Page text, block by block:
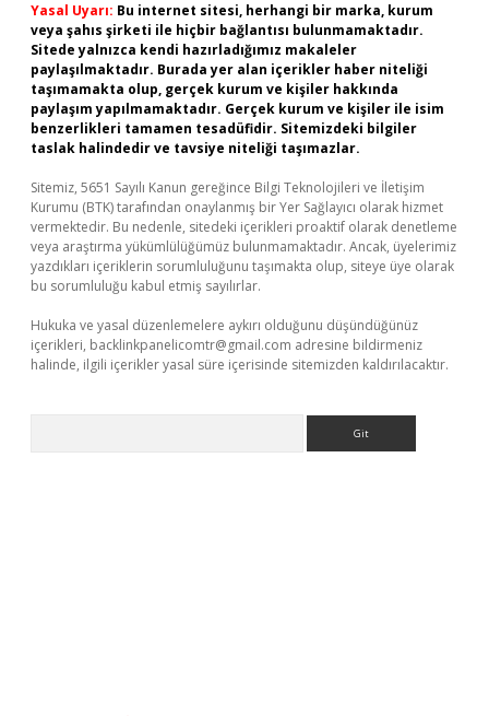
Yasal Uyarı: Bu internet sitesi, herhangi bir marka, kurum
veya şahıs şirketi ile hiçbir bağlantısı bulunmamaktadır.
Sitede yalnızca kendi hazırladığımız makaleler
paylaşılmaktadır. Burada yer alan içerikler haber niteliği
taşımamakta olup, gerçek kurum ve kişiler hakkında
paylaşım yapılmamaktadır. Gerçek kurum ve kişiler ile isim
benzerlikleri tamamen tesadüfidir. Sitemizdeki bilgiler
taslak halindedir ve tavsiye niteliği taşımazlar.
Sitemiz, 5651 Sayılı Kanun gereğince Bilgi Teknolojileri ve İletişim
Kurumu (BTK) tarafından onaylanmış bir Yer Sağlayıcı olarak hizmet
vermektedir. Bu nedenle, sitedeki içerikleri proaktif olarak denetleme
veya araştırma yükümlülüğümüz bulunmamaktadır. Ancak, üyelerimiz
yazdıkları içeriklerin sorumluluğunu taşımakta olup, siteye üye olarak
bu sorumluluğu kabul etmiş sayılırlar.
Hukuka ve yasal düzenlemelere aykırı olduğunu düşündüğünüz
içerikleri, backlinkpanelicomtr@gmail.com adresine bildirmeniz
halinde, ilgili içerikler yasal süre içerisinde sitemizden kaldırılacaktır.